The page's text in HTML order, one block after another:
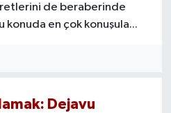
de beraberinde
konuda en çok konuşula...
Dejavu